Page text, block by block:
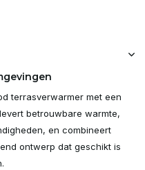
terrasverwarmer met een
betrouwbare warmte,
en combineert
ontwerp dat geschikt is